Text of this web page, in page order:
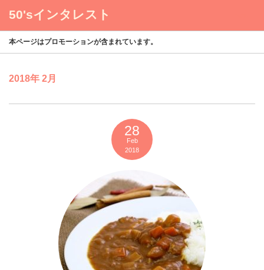
50'sインタレスト
本ページはプロモーションが含まれています。
2018年 2月
28
Feb
2018